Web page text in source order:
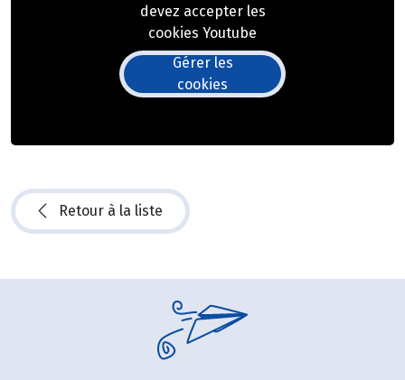
devez accepter les
cookies Youtube
Gérer les
cookies
Retour à la liste